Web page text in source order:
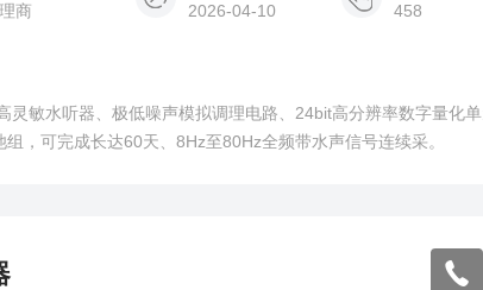
商
2026-04-10
458
灵敏水听器、极低噪声模拟调理电路、24bit高分辨率数字量化
，可完成长达60天、8Hz至80Hz全频带水声信号连续采。